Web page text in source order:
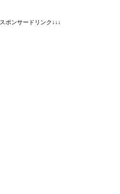
ポンサードリンク↓↓↓